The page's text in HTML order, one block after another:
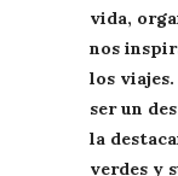
vida,
nos
los
ser un
la
verdes y